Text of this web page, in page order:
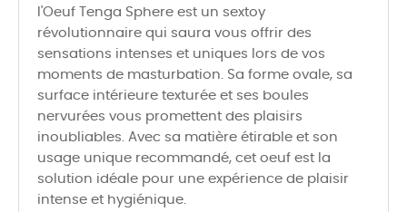
l'Oeuf Tenga Sphere est un sextoy
révolutionnaire qui saura vous offrir des
sensations intenses et uniques lors de vos
moments de masturbation. Sa forme ovale, sa
surface intérieure texturée et ses boules
nervurées vous promettent des plaisirs
inoubliables. Avec sa matière étirable et son
usage unique recommandé, cet oeuf est la
solution idéale pour une expérience de plaisir
intense et hygiénique.